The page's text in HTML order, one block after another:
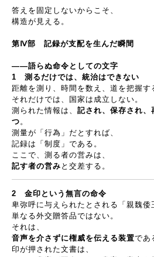
答えを固定しないからこそ、
構造が見える。
第Ⅳ部 記録が支配を生んだ瞬間
――語らぬ命令としての文字
1 測るだけでは、統治はできない
距離を測り、時間を数え、道を把握す
それだけでは、国家は成立しない。
測られた情報は、 記され、保存され、
つ 。
測量が「行為」だとすれば、
記録は「制度」である。
ここで、測る者の営みは、
記す者の営み と交差する。
2 金印という無言の命令
卑弥呼に与えられたとされる「親魏倭
単なる外交贈答品ではない。
それは、
音声を介さずに権威を伝える装置であ
印が押された文書は、